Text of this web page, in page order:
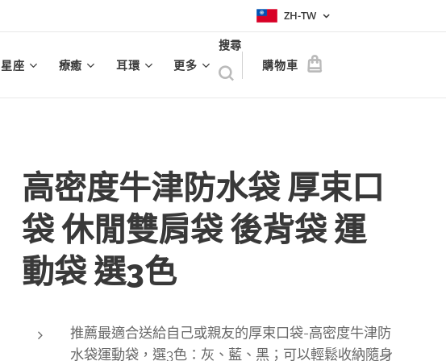
ZH-TW
星座 療癒 耳環 更多
搜尋
購物車
高密度牛津防水袋 厚束口
袋 休閒雙肩袋 後背袋 運
動袋 選3色
推薦最適合送給自己或親友的厚束口袋-高密度牛津防
水袋運動袋，選3色：灰、藍、黑；可以輕鬆收納隨身